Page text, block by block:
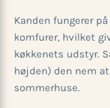
Kanden fungerer
komfurer, hvilket
køkkenets udstyr.
højden) den nem
sommerhuse.